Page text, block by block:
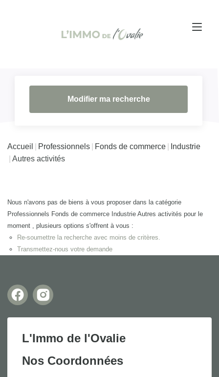
Modifier ma recherche
Accueil Professionnels Fonds de commerce
Industrie
Autres activités
Nous n'avons pas de biens à vous proposer dans la catégorie
Professionnels Fonds de commerce Industrie Autres activités pour le
moment , plusieurs options s'offrent à vous :
Re-soumettre la recherche avec moins de critères.
Transmettez-nous votre demande
L'Immo de l'Ovalie
Nos Coordonnées